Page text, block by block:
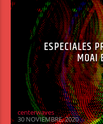
ESPECIALES
MOAI
centerwaves
30 NOVIEMBRE, 2020